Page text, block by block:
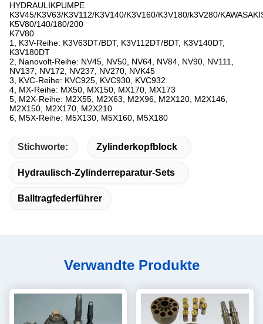
HYDRAULIKPUMPE
K3V45/K3V63/K3V112/K3V140/K3V160/K3V180/k3V280/
K5V80/140/180/200
K7V80
1, K3V-Reihe: K3V63DT/BDT, K3V112DT/BDT, K3V140DT,
K3V180DT
2, Nanovolt-Reihe: NV45, NV50, NV64, NV84, NV90, NV111,
NV137, NV172, NV237, NV270, NVK45
3, KVC-Reihe: KVC925, KVC930, KVC932
4, MX-Reihe: MX50, MX150, MX170, MX173
5, M2X-Reihe: M2X55, M2X63, M2X96, M2X120, M2X146,
M2X150, M2X170, M2X210
6, M5X-Reihe: M5X130, M5X160, M5X180
Stichworte: Zylinderkopfblock
Hydraulisch-Zylinderreparatur-Sets
Balltragfederführer
Verwandte Produkte